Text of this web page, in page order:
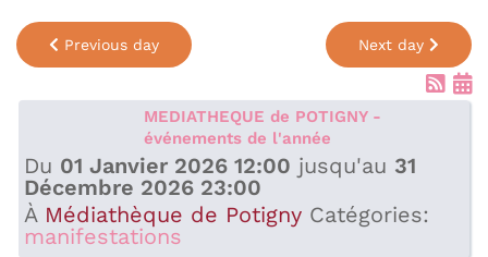
Previous day Next day
MEDIATHEQUE de POTIGNY -
événements de l'année
Du 01 Janvier 2026 12:00 jusqu'au 31
Décembre 2026 23:00
À Médiathèque de Potigny Catégories:
manifestations